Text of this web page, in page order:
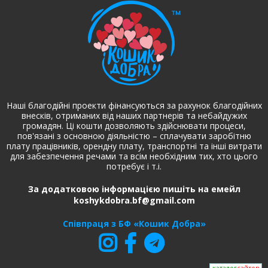
Наші благодійні проекти фінансуються за рахунок благодійних
внесків, отриманих від наших партнерів та небайдужих
громадян. Ці кошти дозволяють здійснювати процеси,
пов'язані з основною діяльністю – сплачувати заробітню
плату працівників, орендну плату, транспортні та інші витрати
для забезпечення речами та всім необхідним тих, хто цього
потребує і т.і.
За додатковою інформацією пишіть на емейл
koshykdobra.bf@gmail.com
Співпраця з БФ «Кошик Добра»